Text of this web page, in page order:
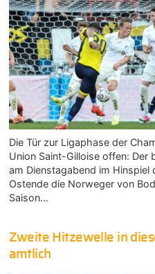
Die Tür zur Ligaphase der
Union Saint-Gilloise offen: Der
am Dienstagabend im Hinspiel
Ostende die Norweger von
Saison…
Zweite Hitzewelle in
amtlich